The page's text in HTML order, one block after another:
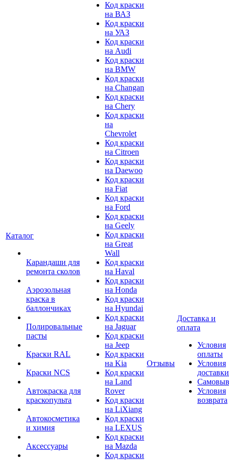
Каталог
Карандаши для
ремонта сколов
Аэрозольная
краска в
баллончиках
Полировальные
пасты
Краски RAL
Краски NCS
Автокраска для
краскопульта
Автокосметика
и химия
Аксессуары
Код краски
на ВАЗ
Код краски
на УАЗ
Код краски
на Audi
Код краски
на BMW
Код краски
на Changan
Код краски
на Chery
Код краски
на
Chevrolet
Код краски
на Citroen
Код краски
на Daewoo
Код краски
на Fiat
Код краски
на Ford
Код краски
на Geely
Код краски
на Great
Wall
Код краски
на Haval
Код краски
на Honda
Код краски
на Hyundai
Код краски
на Jaguar
Код краски
на Jeep
Код краски
на Kia
Код краски
на Land
Rover
Код краски
на LiXiang
Код краски
на LEXUS
Код краски
на Mazda
Код краски
Отзывы
Доставка и
оплата
Условия
оплаты
Условия
доставки
Условия
возврата